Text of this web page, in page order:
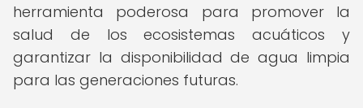
herramienta poderosa para promover la
salud de los ecosistemas acuáticos y
garantizar la disponibilidad de agua limpia
para las generaciones futuras.